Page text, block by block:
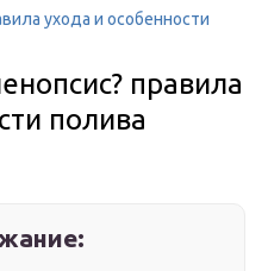
ухода и особенности
правила
полива